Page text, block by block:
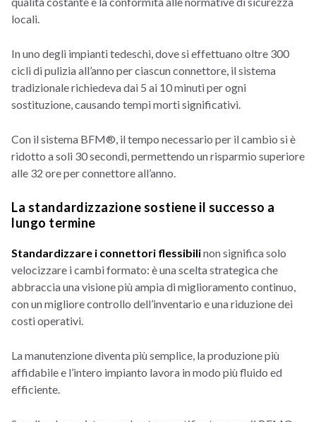
locali.
In uno degli impianti tedeschi, dove si effettuano oltre 300
cicli di pulizia all’anno per ciascun connettore, il sistema
tradizionale richiedeva dai 5 ai 10 minuti per ogni
sostituzione, causando tempi morti significativi.
Con il sistema BFM®, il tempo necessario per il cambio si è
ridotto a soli 30 secondi, permettendo un risparmio superiore
alle 32 ore per connettore all’anno.
La standardizzazione sostiene il successo a
lungo termine
Standardizzare i connettori flessibilinonsignifica solo
velocizzare i cambi formato: è una scelta strategica che
abbraccia una visione più ampia di miglioramento continuo,
con un migliore controllo dell’inventario e una riduzione dei
costi operativi.
La manutenzione diventa più semplice, la produzione più
affidabile e l’intero impianto lavora in modo più fluido ed
efficiente.